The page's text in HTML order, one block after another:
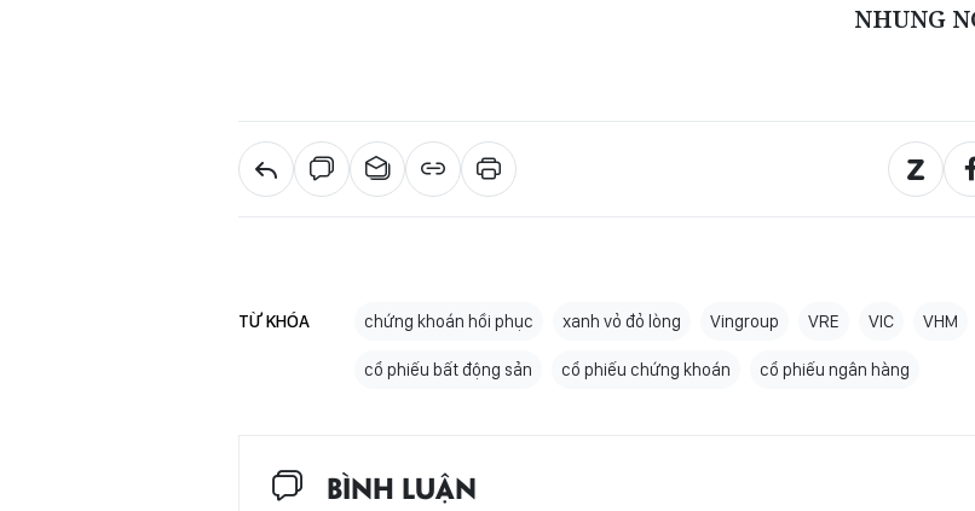
NHUNG
TỪ KHÓA chứng khoán hồi phục xanh vỏ đỏ lòng Vingroup VRE VIC VHM
cổ phiếu bất động sản cổ phiếu chứng khoán cổ phiếu ngân hàng
BÌNH LUẬN